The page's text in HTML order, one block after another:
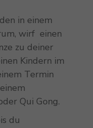
in einem
wirf einen
zu deiner
Kindern im
Termin
Qui Gong.
du